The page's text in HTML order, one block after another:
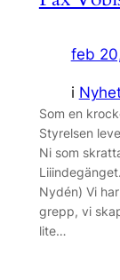
feb
i
Som en
Styrelsen
Ni som
Nydén) Vi
grepp, vi
lite…